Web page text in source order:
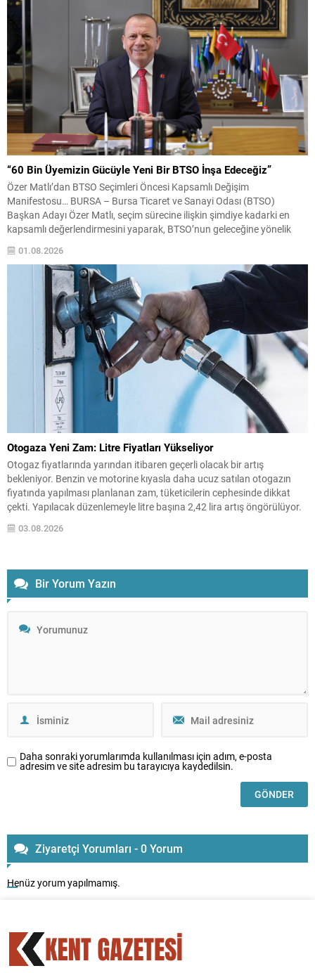
“60 Bin Üyemizin Gücüyle Yeni Bir BTSO İnşa Edeceğiz”
Özer Matlı’dan BTSO Seçimleri Öncesi Kapsamlı Değişim
Manifestosu… BURSA – Bursa Ticaret ve Sanayi Odası (BTSO)
Başkan Adayı Özer Matlı, seçim sürecine ilişkin şimdiye kadarki en
kapsamlı değerlendirmesini yaparak, BTSO’nun geleceğine yönelik
Birlikte Büyüteceğiz” sloganıyla yürüttüğü çalışmaların yeni bir
aşamaya geçtiğini açıklayan...
01.08.2026
Otogaza Yeni Zam: Litre Fiyatları Yükseliyor
Otogaz fiyatlarında yarından itibaren geçerli olacak bir artış
bekleniyor. Benzin ve motorine kıyasla daha ucuz satılan otogazın
fiyatında yapılması planlanan zam, tüketicilerin cephesinde dikkat
çekti. Yapılacak düzenlemeyle litre başına 2,42 lira artış öngörülüyor.
Bu artışın ardından büyükşehir ve bazı bölge fiyatları farklı seviyelerde
oluşacak. Beklenen Bölgesel Fiyatlar İstanbul için otogazın...
03.08.2026
Bir Yorum Yazın
Daha sonraki yorumlarımda kullanılması için adım, e-posta
adresim ve site adresim bu tarayıcıya kaydedilsin.
Ziyaretçi Yorumları - 0 Yorum
Henüz yorum yapılmamış.